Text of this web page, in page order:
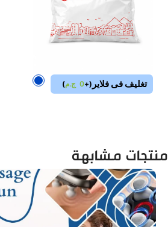
تغليف فى فلاير (
+
0 ج.م)
منتجات مشابهة